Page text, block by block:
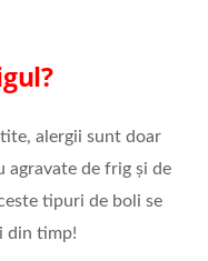
alergii sunt doar
agravate de frig și de
tipuri de boli se
din timp!